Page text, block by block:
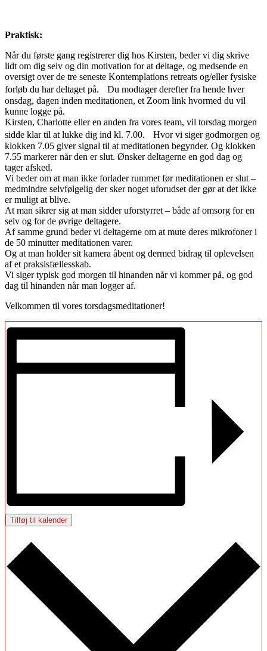
Praktisk:
Når du første gang registrerer dig hos Kirsten, beder vi dig skrive
lidt om dig selv og din motivation for at deltage, og medsende en
oversigt over de tre seneste Kontemplations retreats og/eller fysiske
forløb du har deltaget på. Du modtager derefter fra hende hver
onsdag, dagen inden meditationen, et Zoom link hvormed du vil
kunne logge på.
Kirsten, Charlotte eller en anden fra vores team, vil torsdag morgen
sidde klar til at lukke dig ind kl. 7.00. Hvor vi siger godmorgen og
klokken 7.05 giver signal til at meditationen begynder. Og klokken
7.55 markerer når den er slut. Ønsker deltagerne en god dag og
tager afsked.
Vi beder om at man ikke forlader rummet før meditationen er slut –
medmindre selvfølgelig der sker noget uforudset der gør at det ikke
er muligt at blive.
At man sikrer sig at man sidder uforstyrret – både af omsorg for en
selv og for de øvrige deltagere.
Af samme grund beder vi deltagerne om at mute deres mikrofoner i
de 50 minutter meditationen varer.
Og at man holder sit kamera åbent og dermed bidrag til oplevelsen
af et praksisfællesskab.
Vi siger typisk god morgen til hinanden når vi kommer på, og god
dag til hinanden når man logger af.
Velkommen til vores torsdagsmeditationer!
Tilføj til kalender